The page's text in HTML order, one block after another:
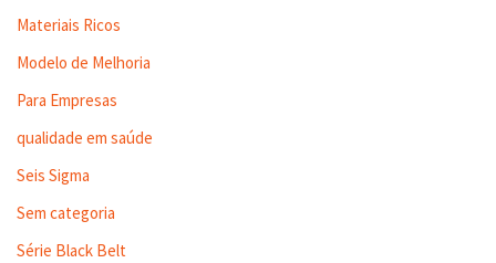
Materiais Ricos
Modelo de Melhoria
Para Empresas
qualidade em saúde
Seis Sigma
Sem categoria
Série Black Belt